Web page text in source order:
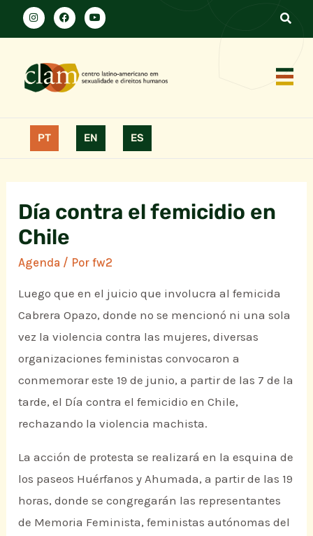
PT EN ES
Día contra el femicidio en
Chile
Agenda / Porfw2
Luego que en el juicio que involucra al femicida
Cabrera Opazo, donde no se mencionó ni una sola
vez la violencia contra las mujeres, diversas
organizaciones feministas convocaron a
conmemorar este 19 de junio, a partir de las 7 de la
tarde, el Día contra el femicidio en Chile,
rechazando la violencia machista.
La acción de protesta se realizará en la esquina de
los paseos Huérfanos y Ahumada, a partir de las 19
horas, donde se congregarán las representantes
de Memoria Feminista, feministas autónomas del